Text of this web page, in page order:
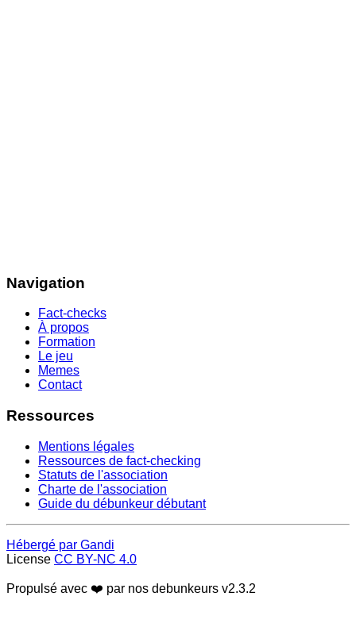
Navigation
Fact-checks
À propos
Formation
Le jeu
Memes
Contact
Ressources
Mentions légales
Ressources de fact-checking
Statuts de l'association
Charte de l'association
Guide du débunkeur débutant
Hébergé par Gandi
License CC BY-NC 4.0
Propulsé avec ❤️ par nos debunkeurs v2.3.2